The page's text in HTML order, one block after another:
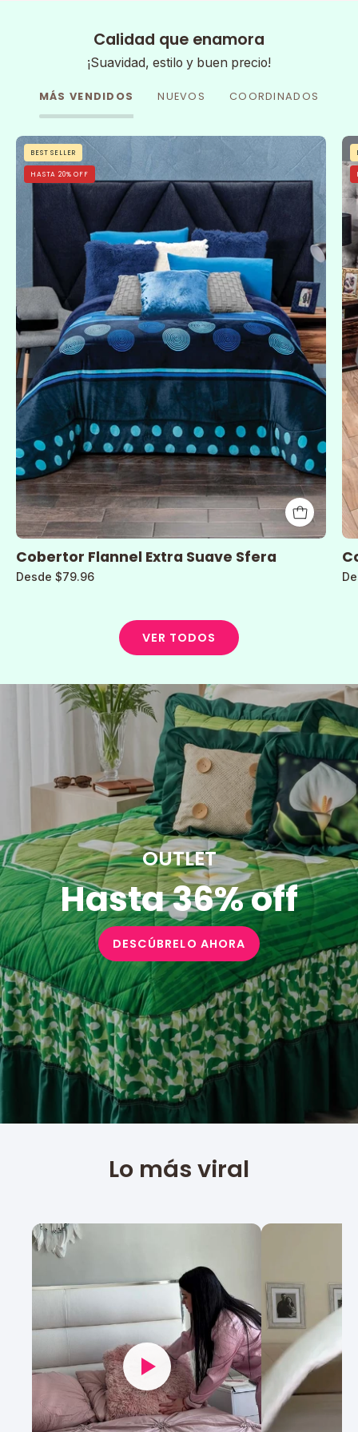
Calidad que enamora
¡Suavidad, estilo y buen precio!
MÁS VENDIDOS NUEVOS COORDINADOS
Cobertor
Flannel
Con
Borrega
Sfera
BEST SELLER
HASTA 20% OFF
Cobertor Flannel Extra Suave Sfera
Desde $79.96
VER TODOS
OUTLET
Hasta 36% off
DESCÚBRELO AHORA
Lo más viral